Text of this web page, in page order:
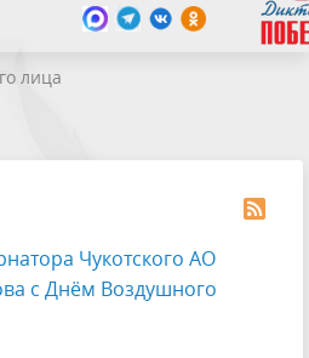
лица
Чукотского АО
с Днём Воздушного